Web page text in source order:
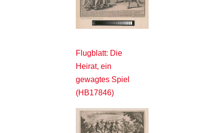
Flugblatt: Die
Heirat, ein
gewagtes Spiel
(HB17846)